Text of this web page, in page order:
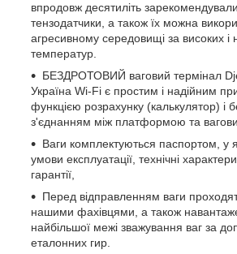
впродовж десятиліть
тензодатчики, а також їх можна
агресивному середовищі за високих і
температур.
БЕЗДРОТОВИЙ ваговий термінал
Україна Wi-Fi є простим і надійним
функцією розрахунку (калькулятор) і
з'єднанням між платформою та
Ваги комплектуються паспортом, у
умови експлуатації, технічні
гарантії,
Перед відправленням ваги
нашими фахівцями, а також
найбільшої межі зважування ваг за
еталонних гир.